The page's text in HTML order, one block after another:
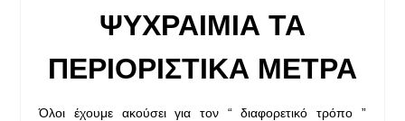
ΨΥΧΡΑΙΜΙΑ ΤΑ
ΠΕΡΙΟΡΙΣΤΙΚΑ ΜΕΤΡΑ
Όλοι έχουμε ακούσει για τον “ διαφορετικό τρόπο ”